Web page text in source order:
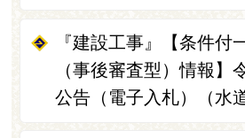
『建設工事』【条件付
（事後審査型）情報】
公告（電子入札）（水